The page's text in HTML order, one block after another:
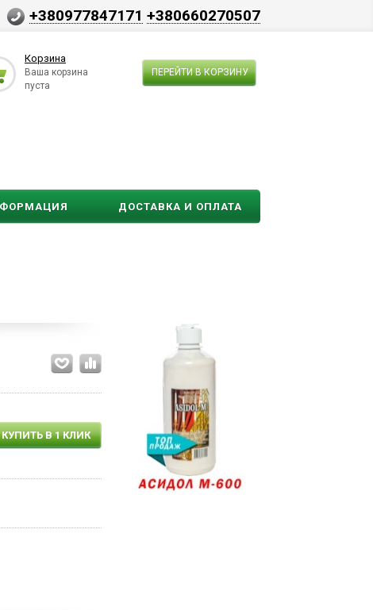
+380977847171 +380660270507
Корзина
Ваша корзина
пуста
ПЕРЕЙТИ В КОРЗИНУ
ДОСТАВКА И ОПЛАТА
КУПИТЬ В 1 КЛИК